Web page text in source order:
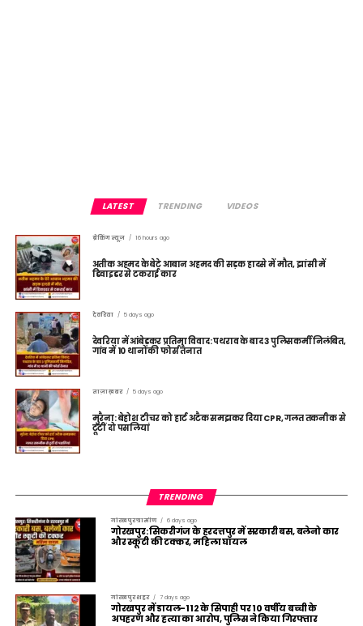
LATEST TRENDING VIDEOS
ब्रेकिंग न्यूज़ 16 hours ago
अतीक अहमद के बेटे आबान अहमद की सड़क हादसे में मौत, झांसी में
डिवाइडर से टकराई कार
देवरिया 5 days ago
देवरिया में आंबेडकर प्रतिमा विवाद: पथराव के बाद 3 पुलिसकर्मी निलंबित,
गांव में 10 थानों की फोर्स तैनात
ताज़ा ख़बर 5 days ago
मुरैना: बेहोश टीचर को हार्ट अटैक समझकर दिया CPR, गलत तकनीक से
टूटीं दो पसलियां
TRENDING
गोरखपुर ग्रामीण 6 days ago
गोरखपुर: सिकरीगंज के हरदत्तपुर में सरकारी बस, बलेनो कार
और स्कूटी की टक्कर, महिला घायल
गोरखपुर शहर 7 days ago
गोरखपुर में डायल-112 के सिपाही पर 10 वर्षीय बच्ची के
अपहरण और हत्या का आरोप, पुलिस ने किया गिरफ्तार